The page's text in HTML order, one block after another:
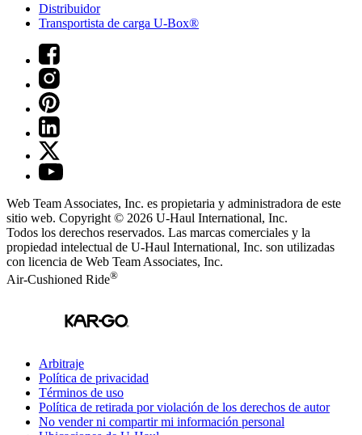
Distribuidor
Transportista de carga U-Box®
Web Team Associates, Inc. es propietaria y administradora de este
sitio web. Copyright © 2026 U-Haul International, Inc.
Todos los derechos reservados. Las marcas comerciales y la
propiedad intelectual de U-Haul International, Inc. son utilizadas
con licencia de Web Team Associates, Inc.
Air-Cushioned Ride®
Arbitraje
Política de privacidad
Términos de uso
Política de retirada por violación de los derechos de autor
No vender ni compartir mi información personal